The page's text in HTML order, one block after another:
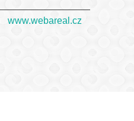
www.webareal.cz